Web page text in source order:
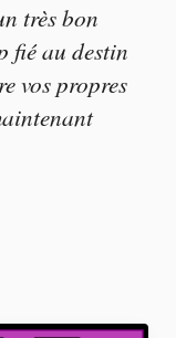
très bon
fié au destin
vos propres